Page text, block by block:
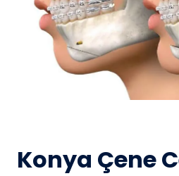
Konya Çene